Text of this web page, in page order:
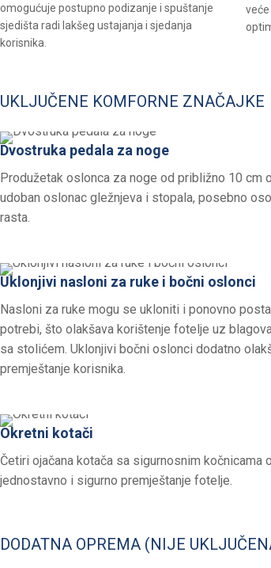
omogućuje postupno podizanje i spuštanje
sjedišta radi lakšeg ustajanja i sjedanja
korisnika.
UKLJUČENE KOMFORNE ZNAČAJKE
Dvostruka pedala za noge
Produžetak oslonca za noge od približno 10 cm
udoban oslonac gležnjeva i stopala, posebno
rasta.
Uklonjivi nasloni za ruke i bočni oslonci
Nasloni za ruke mogu se ukloniti i ponovno
potrebi, što olakšava korištenje fotelje uz
sa stolićem. Uklonjivi bočni oslonci dodatno
premještanje korisnika.
Okretni kotači
Četiri ojačana kotača sa sigurnosnim kočnicama
jednostavno i sigurno premještanje fotelje.
DODATNA OPREMA (NIJE